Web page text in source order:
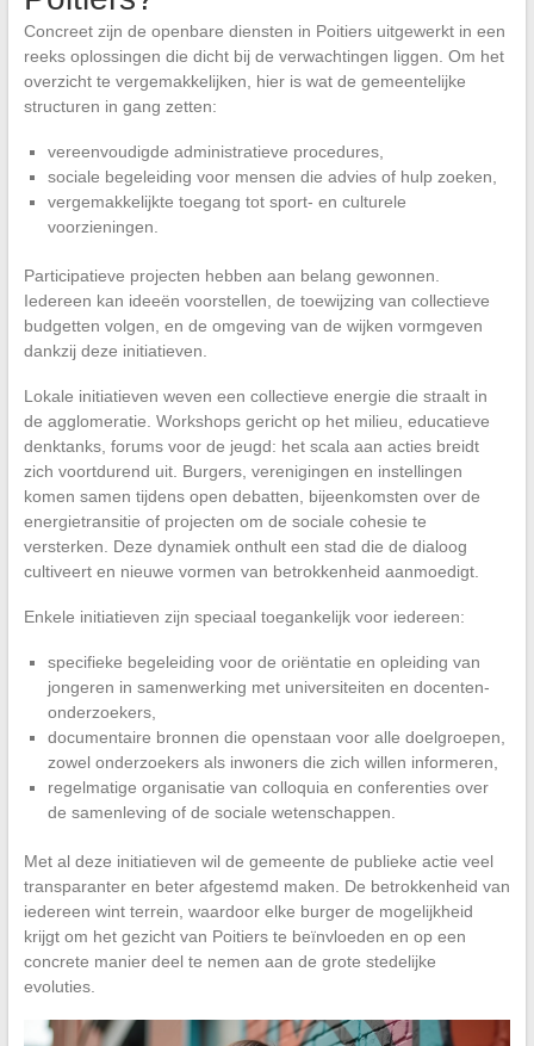
Concreet zijn de openbare diensten in Poitiers uitgewerkt in een
reeks oplossingen die dicht bij de verwachtingen liggen. Om het
overzicht te vergemakkelijken, hier is wat de gemeentelijke
structuren in gang zetten:
vereenvoudigde administratieve procedures,
sociale begeleiding voor mensen die advies of hulp zoeken,
vergemakkelijkte toegang tot sport- en culturele
voorzieningen.
Participatieve projecten hebben aan belang gewonnen.
Iedereen kan ideeën voorstellen, de toewijzing van collectieve
budgetten volgen, en de omgeving van de wijken vormgeven
dankzij deze initiatieven.
Lokale initiatieven weven een collectieve energie die straalt in
de agglomeratie. Workshops gericht op het milieu, educatieve
denktanks, forums voor de jeugd: het scala aan acties breidt
zich voortdurend uit. Burgers, verenigingen en instellingen
komen samen tijdens open debatten, bijeenkomsten over de
energietransitie of projecten om de sociale cohesie te
versterken. Deze dynamiek onthult een stad die de dialoog
cultiveert en nieuwe vormen van betrokkenheid aanmoedigt.
Enkele initiatieven zijn speciaal toegankelijk voor iedereen:
specifieke begeleiding voor de oriëntatie en opleiding van
jongeren in samenwerking met universiteiten en docenten-
onderzoekers,
documentaire bronnen die openstaan voor alle doelgroepen,
zowel onderzoekers als inwoners die zich willen informeren,
regelmatige organisatie van colloquia en conferenties over
de samenleving of de sociale wetenschappen.
Met al deze initiatieven wil de gemeente de publieke actie veel
transparanter en beter afgestemd maken. De betrokkenheid van
iedereen wint terrein, waardoor elke burger de mogelijkheid
krijgt om het gezicht van Poitiers te beïnvloeden en op een
concrete manier deel te nemen aan de grote stedelijke
evoluties.